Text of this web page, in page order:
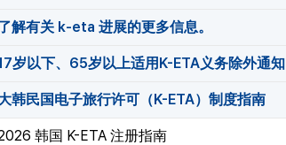
解有关 k-eta 进展的更多信息。
岁以下、65岁以上适用K-ETA义务除外通知
韩民国电子旅行许可（K-ETA）制度指南
韩国 K-ETA 注册指南